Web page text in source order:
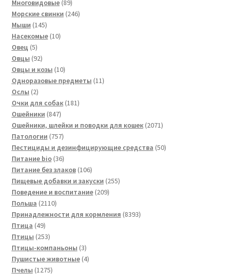
Многовидовые 8989
товаров
Морские свинки 246246
Мыши 145145
товаров
Насекомые 1010
Овец 55
товаров
Овцы 9292
товара
Овцы и козы 1010
товаров
Одноразовые предметы 1111
Ослы 22
товара
Очки для собак 181181
Ошейники 847847
товаров
Ошейники, шлейки и поводки для кошек 20712071
Патологии 757757
товаров
Пестициды и дезинфицирующие средства 5050
Питание bio 3636
товаров
Питание без злаков 106106
товаров
Пищевые добавки и закуски 255255
Поведение и воспитание 209209
Польша 21102110
товаров
Принадлежности для кормления 83938393
Птица 4949
товаров
Птицы 253253
товара
Птицы-компаньоны 33
товара
Пушистые животные 44
Пчелы 12751275